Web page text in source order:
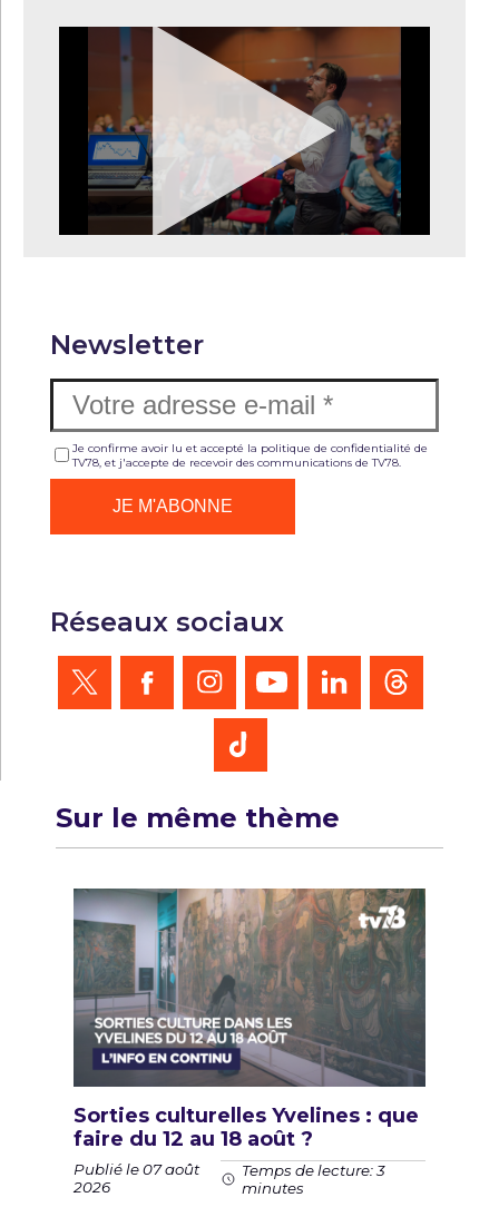
Newsletter
Je confirme avoir lu et accepté la politique de confidentialité de
TV78, et j'accepte de recevoir des communications de TV78.
Réseaux sociaux
Sur le même thème
Sorties culturelles Yvelines : que
faire du 12 au 18 août ?
Publié le 07 août
2026
Temps de lecture: 3
minutes